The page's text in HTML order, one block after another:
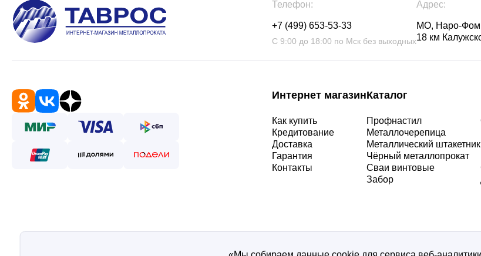
Телефон:
+7 (499) 653-53-33
С 9:00 до 18:00 по Мск без выходных
Адрес:
МО, Наро-
18 км
Интернет магазин
Как купить
Кредитование
Доставка
Гарантия
Контакты
Каталог
Профнастил
Металлочерепица
Металлический штакетник
Чёрный металлопрокат
Сваи винтовые
Забор